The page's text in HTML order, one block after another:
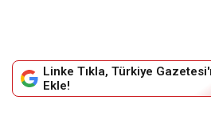
Linke Tıkla, Türkiye
Ekle!